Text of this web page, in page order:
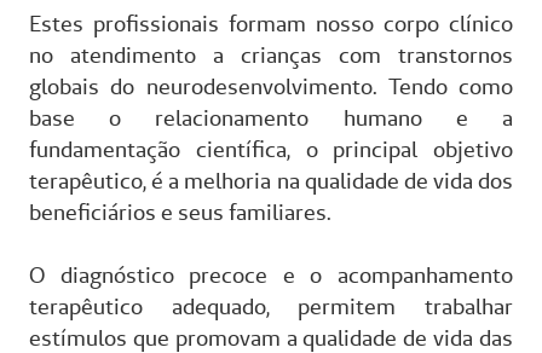
Estes profissionais formam nosso corpo clínico
no atendimento a crianças com transtornos
globais do neurodesenvolvimento. Tendo como
base o relacionamento humano e a
fundamentação científica, o principal objetivo
terapêutico, é a melhoria na qualidade de vida dos
beneficiários e seus familiares.
O diagnóstico precoce e o acompanhamento
terapêutico adequado, permitem trabalhar
estímulos que promovam a qualidade de vida das